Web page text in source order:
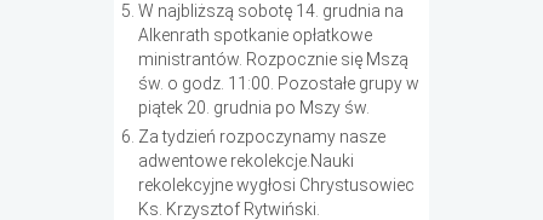
W najbliższą sobotę 14. grudnia na
Alkenrath spotkanie opłatkowe
ministrantów. Rozpocznie się Mszą
św. o godz. 11:00. Pozostałe grupy w
piątek 20. grudnia po Mszy św.
Za tydzień rozpoczynamy nasze
adwentowe rekolekcje.Nauki
rekolekcyjne wygłosi Chrystusowiec
Ks. Krzysztof Rytwiński.